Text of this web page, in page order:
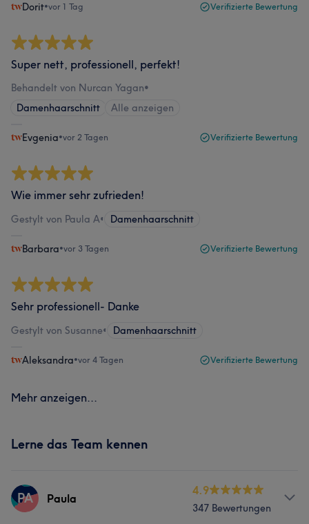
Dorit•vor 1 Tag Verifizierte Bewertung
Super nett, professionell, perfekt!
Behandelt von Nurcan Yagan•
Damenhaarschnitt
Alle anzeigen
Evgenia•vor 2 Tagen Verifizierte Bewertung
Wie immer sehr zufrieden!
Gestylt von Paula A• Damenhaarschnitt
Barbara•vor 3 Tagen Verifizierte Bewertung
Sehr professionell- Danke
Gestylt von Susanne• Damenhaarschnitt
Aleksandra•vor 4 Tagen Verifizierte Bewertung
Mehr anzeigen...
Lerne das Team kennen
PA Paula
4.9
347 Bewertungen